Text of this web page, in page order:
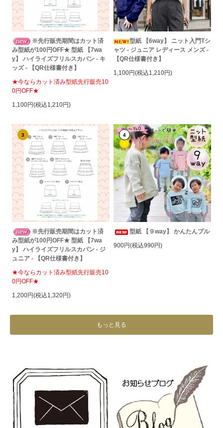
※先行販売期間はカット済
み型紙が100円OFF★ 型紙 【7wa
y】 ハイライズフリルスカパン - キ
ッズ - 【QR仕様書付き】
★今ならカット済み型紙先行販売10
0円OFF★
1,100円(税込1,210円)
型紙 【6way】 ニット入門Tシ
ャツ - ジュニア レディース メンズ -
【QR仕様書付き】
1,100円(税込1,210円)
3
※先行販売期間はカット済
み型紙が100円OFF★ 型紙 【7wa
y】 ハイライズフリルスカパン - ジ
ュニア - 【QR仕様書付き】
★今ならカット済み型紙先行販売10
0円OFF★
1,200円(税込1,320円)
4
型紙 【９way】 かんたんプル
900円(税込990円)
もっと見る